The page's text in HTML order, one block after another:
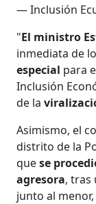
— Inclusión
"El ministro
inmediata de
especial para
Inclusión
de la
Asimismo, el
distrito de la
quese
agresora, tras
junto al